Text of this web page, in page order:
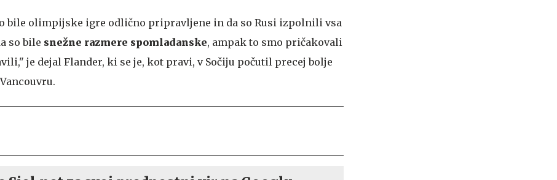
bile olimpijske igre odlično pripravljene in da so Rusi izpolnili vsa
so bile snežne razmere spomladanske, ampak to smo pričakovali
je dejal Flander, ki se je, kot pravi, v Sočiju počutil precej bolje